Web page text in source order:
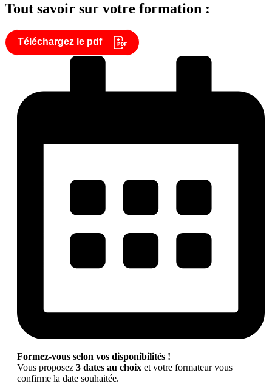
Tout savoir sur votre formation :
Téléchargez le pdf
Formez-vous selon vos disponibilités !
Vous proposez 3 dates au choix et votre formateur vous
confirme la date souhaitée.